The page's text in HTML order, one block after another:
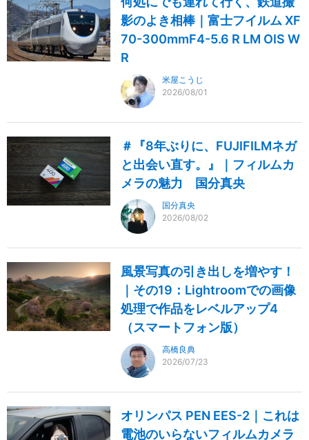
影のよき相棒｜富士フイルム XF
70-300mmF4-5.6 R LM OIS W
R
米屋こうじ
2026/08/01
＃『8年ぶりに、FUJIFILMネガ
と出会い直す。』｜フィルムカ
メラの魅力 国分真央
国分真央
2026/08/02
風景写真の引き出しを増やす！
｜その19：Lightroomでの画像
処理で作品をレベルアップ4
（スマートフォン版）
高橋良典
2026/07/23
オリンパス PEN EES-2｜これは
電池のいらないフィルムカメラ